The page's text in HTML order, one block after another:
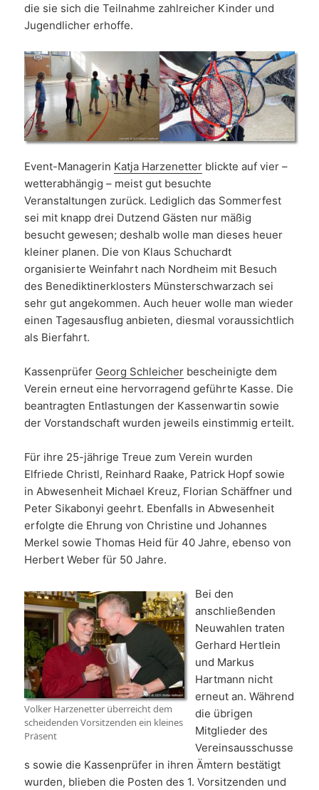
die sie sich die Teilnahme zahlreicher Kinder und
Jugendlicher erhoffe.
Event-Managerin Katja Harzenetter blickte auf vier –
wetterabhängig – meist gut besuchte
Veranstaltungen zurück. Lediglich das Sommerfest
sei mit knapp drei Dutzend Gästen nur mäßig
besucht gewesen; deshalb wolle man dieses heuer
kleiner planen. Die von Klaus Schuchardt
organisierte Weinfahrt nach Nordheim mit Besuch
des Benediktinerklosters Münsterschwarzach sei
sehr gut angekommen. Auch heuer wolle man wieder
einen Tagesausflug anbieten, diesmal voraussichtlich
als Bierfahrt.
Kassenprüfer Georg Schleicher bescheinigte dem
Verein erneut eine hervorragend geführte Kasse. Die
beantragten Entlastungen der Kassenwartin sowie
der Vorstandschaft wurden jeweils einstimmig erteilt.
Für ihre 25-jährige Treue zum Verein wurden
Elfriede Christl, Reinhard Raake, Patrick Hopf sowie
in Abwesenheit Michael Kreuz, Florian Schäffner und
Peter Sikabonyi geehrt. Ebenfalls in Abwesenheit
erfolgte die Ehrung von Christine und Johannes
Merkel sowie Thomas Heid für 40 Jahre, ebenso von
Herbert Weber für 50 Jahre.
Volker Harzenetter überreicht dem
scheidenden Vorsitzenden ein kleines
Präsent
Bei den
anschließenden
Neuwahlen traten
Gerhard Hertlein
und Markus
Hartmann nicht
erneut an. Während
die übrigen
Mitglieder des
Vereinsausschusse
s sowie die Kassenprüfer in ihren Ämtern bestätigt
wurden, blieben die Posten des 1. Vorsitzenden und